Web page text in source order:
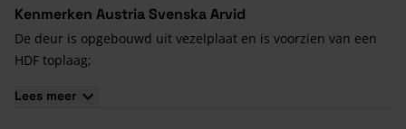
Kenmerken Austria Svenska Arvid
De deur is opgebouwd uit vezelplaat en is voorzien van een
HDF toplaag;
39 mm deurdikte;
Lees meer